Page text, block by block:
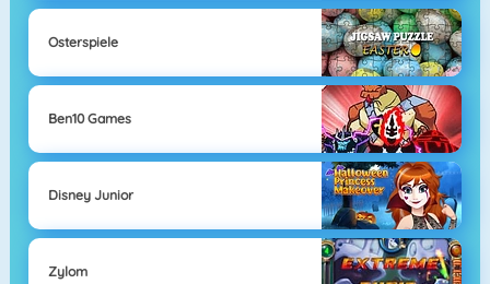
Osterspiele
Ben10 Games
Disney Junior
Zylom